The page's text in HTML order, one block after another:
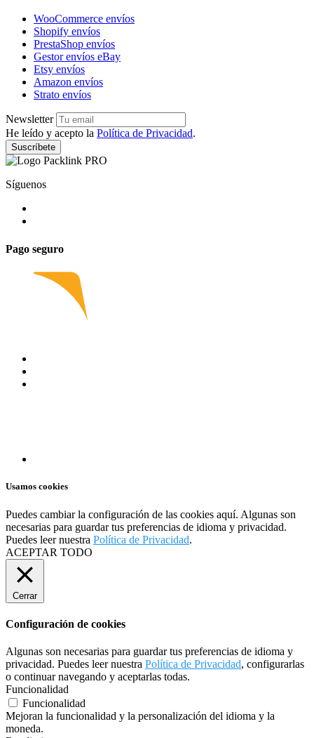
WooCommerce envíos
Shopify envíos
PrestaShop envíos
Gestor envíos eBay
Etsy envíos
Amazon envíos
Strato envíos
Newsletter
He leído y acepto la Política de Privacidad.
Suscríbete
Síguenos
Pago seguro
Usamos cookies
Puedes cambiar la configuración de las cookies aquí. Algunas son
necesarias para guardar tus preferencias de idioma y privacidad.
Puedes leer nuestra Política de Privacidad.
ACEPTAR TODO
Cerrar
Configuración de cookies
Algunas son necesarias para guardar tus preferencias de idioma y
privacidad. Puedes leer nuestra Política de Privacidad, configurarlas
o continuar navegando y aceptarlas todas.
Funcionalidad
Funcionalidad
Mejoran la funcionalidad y la personalización del idioma y la
moneda.